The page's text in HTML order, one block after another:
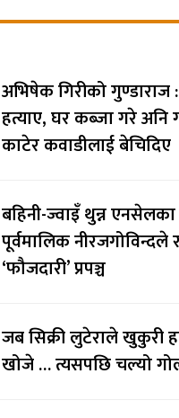
अभिषेक गिरीको गुण्डाराज
हत्याए, घर कब्जा गरे अनि
काटेर कवाडीलाई बेचिदिए
बहिनी-ज्वाइँ थुन्न एनसेलका
पूर्वमालिक नीरजगोविन्दले
‘फौजदारी’ प्रपञ्च
जब सिक्री लुटेराले खुकुरी
खोजे … त्यसपछि चल्यो